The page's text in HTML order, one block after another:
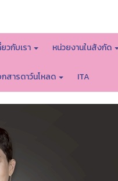
ยวกับเรา หน่วยงานในสังกัด
กสารดาว์นโหลด ITA